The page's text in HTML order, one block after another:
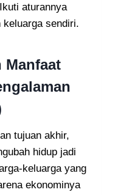
aturannya
keluarga sendiri.
Manfaat
tujuan akhir,
hidup jadi
keluarga yang
ekonominya